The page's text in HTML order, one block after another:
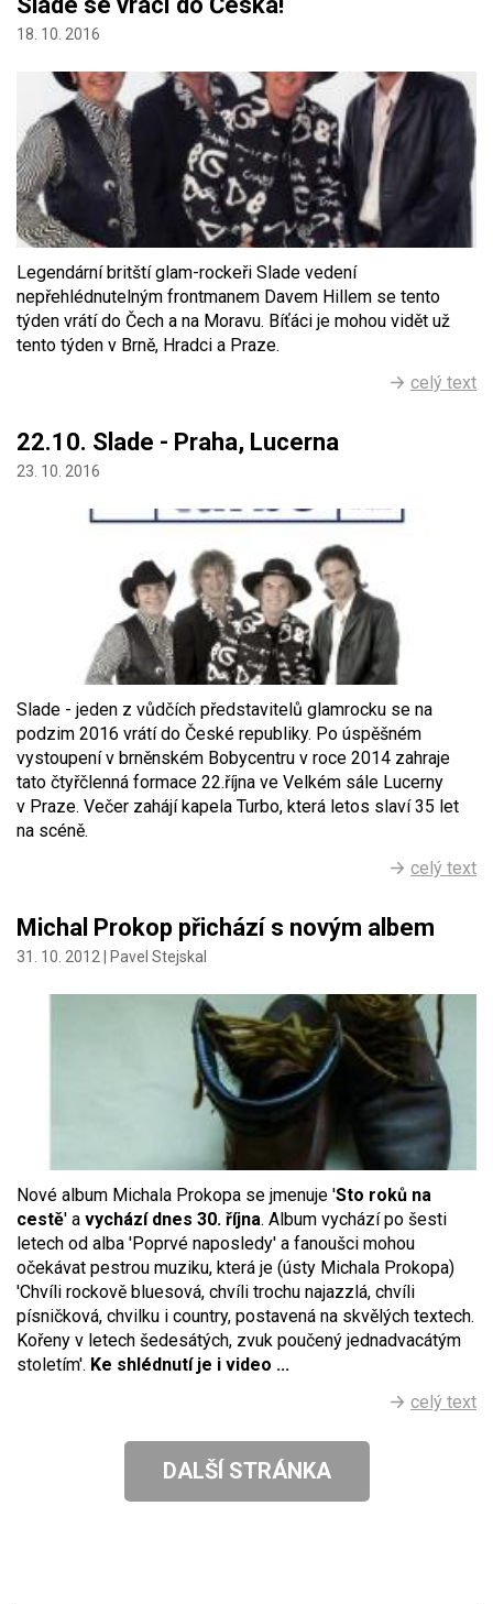
18. 10. 2016
Legendární britští glam-rockeři Slade vedení
nepřehlédnutelným frontmanem Davem Hillem se tento
týden vrátí do Čech a na Moravu. Bíťáci je mohou vidět už
tento týden v Brně, Hradci a Praze.
celý text
22.10. Slade - Praha, Lucerna
23. 10. 2016
Slade - jeden z vůdčích představitelů glamrocku se na
podzim 2016 vrátí do České republiky. Po úspěšném
vystoupení v brněnském Bobycentru v roce 2014 zahraje
tato čtyřčlenná formace 22.října ve Velkém sále Lucerny
v Praze. Večer zahájí kapela Turbo, která letos slaví 35 let
na scéně.
celý text
Michal Prokop přichází s novým albem
31. 10. 2012 | Pavel Stejskal
Nové album Michala Prokopa se jmenuje 'Sto roků na
cestě' a vychází dnes 30. října. Album vychází po šesti
letech od alba 'Poprvé naposledy' a fanoušci mohou
očekávat pestrou muziku, která je (ústy Michala Prokopa)
'Chvíli rockově bluesová, chvíli trochu najazzlá, chvíli
písničková, chvilku i country, postavená na skvělých textech.
Kořeny v letech šedesátých, zvuk poučený jednadvacátým
stoletím'. Ke shlédnutí je i video ...
celý text
DALŠÍ STRÁNKA